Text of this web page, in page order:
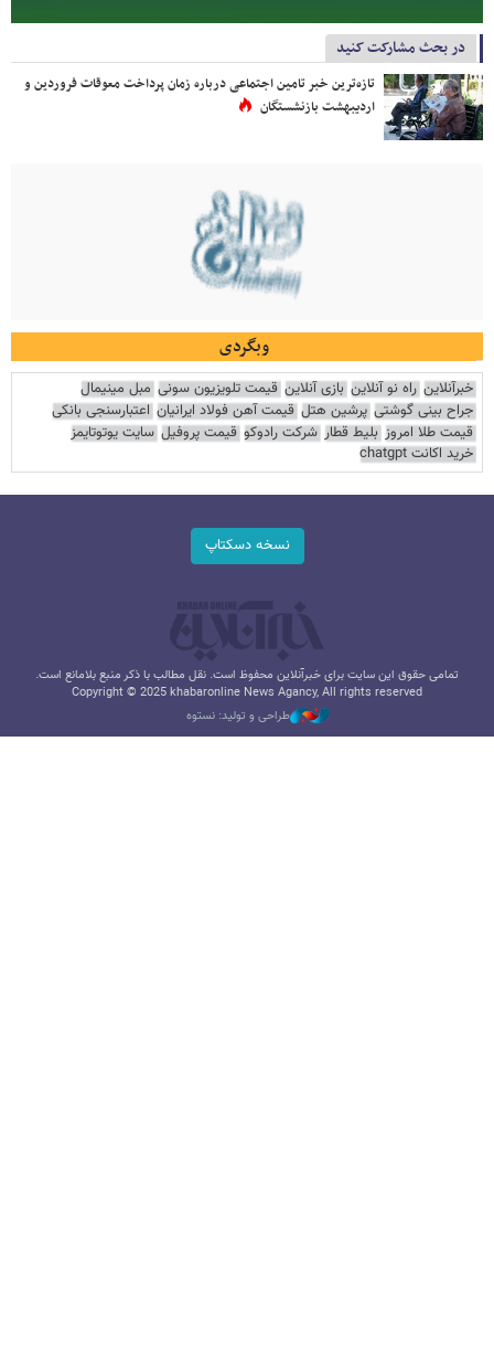
در بحث مشارکت کنید
تازه‌ترین خبر تامین اجتماعی درباره زمان پرداخت معوقات فروردین و
اردیبهشت بازنشستگان
وبگردی
خبرآنلاین راه نو آنلاین بازی آنلاین قیمت تلویزیون سونی مبل مینیمال
جراح بینی گوشتی پرشین هتل قیمت آهن فولاد ایرانیان اعتبارسنجی بانکی
قیمت طلا امروز بلیط قطار شرکت رادوکو قیمت پروفیل سایت یوتوتایمز
خرید اکانت chatgpt
نسخه دسکتاپ
تمامی حقوق این سایت برای خبرآنلاین محفوظ است. نقل مطالب با ذکر منبع بلامانع است.
Copyright © 2025 khabaronline News Agancy, All rights reserved
طراحی و تولید: نستوه